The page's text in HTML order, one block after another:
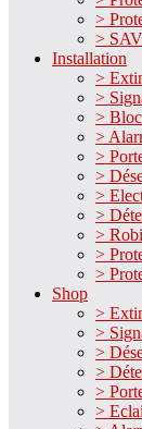
>
>
Installation
>
>
>
>
>
>
>
>
>
>
>
Shop
>
>
>
>
>
>